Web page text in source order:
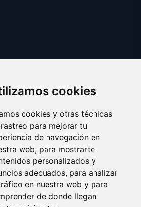
cookies
cookies y otras técnicas
para mejorar tu
de navegación en
web, para mostrarte
personalizados y
adecuados, para analizar
en nuestra web y para
de donde llegan
cookies preferences
© 2025 buzo.es